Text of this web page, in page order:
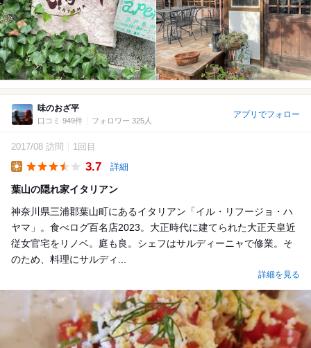
味のおざ平
口コミ 949件 フォロワー 325人
アプリでフォロー
2017/08 訪問 1回目
3.7 詳細
葉山の隠れ家イタリアン
神奈川県三浦郡葉山町にあるイタリアン「イル・リフージョ・ハ
ヤマ」。食べログ百名店2023。大正時代に建てられた大正天皇近
従女官宅をリノベ。庭も良。シェフはサルディーニャで修業。そ
のため、料理にサルディ...
詳細を見る